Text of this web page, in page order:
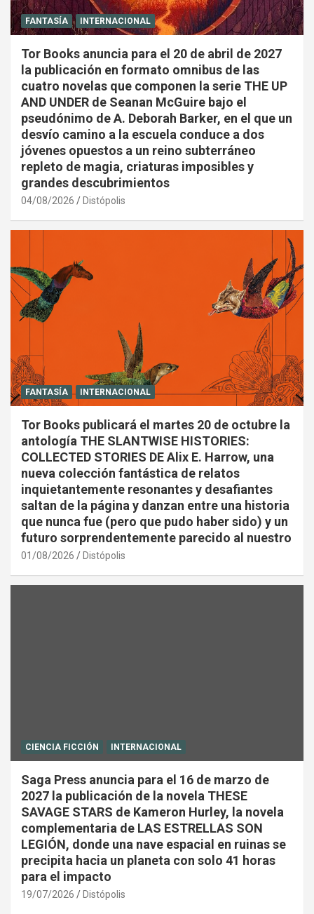
FANTASÍA INTERNACIONAL
Tor Books anuncia para el 20 de abril de 2027
la publicación en formato omnibus de las
cuatro novelas que componen la serie THE UP
AND UNDER de Seanan McGuire bajo el
pseudónimo de A. Deborah Barker, en el que un
desvío camino a la escuela conduce a dos
jóvenes opuestos a un reino subterráneo
repleto de magia, criaturas imposibles y
grandes descubrimientos
04/08/2026 Distópolis
FANTASÍA INTERNACIONAL
Tor Books publicará el martes 20 de octubre la
antología THE SLANTWISE HISTORIES:
COLLECTED STORIES DE Alix E. Harrow, una
nueva colección fantástica de relatos
inquietantemente resonantes y desafiantes
saltan de la página y danzan entre una historia
que nunca fue (pero que pudo haber sido) y un
futuro sorprendentemente parecido al nuestro
01/08/2026 Distópolis
CIENCIA FICCIÓN INTERNACIONAL
Saga Press anuncia para el 16 de marzo de
2027 la publicación de la novela THESE
SAVAGE STARS de Kameron Hurley, la novela
complementaria de LAS ESTRELLAS SON
LEGIÓN, donde una nave espacial en ruinas se
precipita hacia un planeta con solo 41 horas
para el impacto
19/07/2026 Distópolis